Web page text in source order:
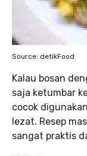
Source: detikFood
Kalau bosan
saja ketumbar
cocok
lezat. Resep
sangat praktis